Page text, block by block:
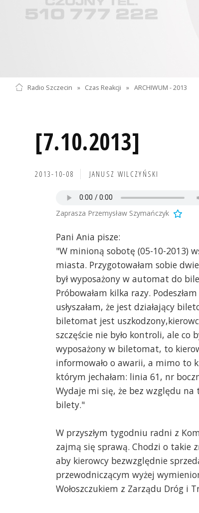
Radio Szczecin » Czas Reakcji » ARCHIWUM - 2013
[7.10.2013]
2013-10-08 JANUSZ WILCZYŃSKI
Zaprasza Przemysław Szymańczyk
Pani Ania pisze:
"W minioną sobotę (05-10-2013)
miasta. Przygotowałam sobie
był wyposażony w automat do
Próbowałam kilka razy.
usłyszałam, że jest działający
biletomat jest
szczęście nie było kontroli, ale co
wyposażony w biletomat, to
informowało o awarii, a mimo to
którym jechałam: linia 61, nr
Wydaje mi się, że bez względu
bilety."
W przyszłym tygodniu radni z
zajmą się sprawą. Chodzi o takie
aby kierowcy bezwzględnie
przewodniczącym wyżej
Wołoszczukiem z Zarządu Dróg i